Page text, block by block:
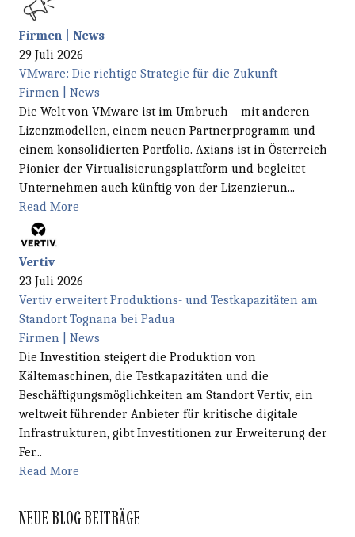
Firmen | News
29 Juli 2026
VMware: Die richtige Strategie für die Zukunft
Firmen | News
Die Welt von VMware ist im Umbruch – mit anderen
Lizenzmodellen, einem neuen Partnerprogramm und
einem konsolidierten Portfolio. Axians ist in Österreich
Pionier der Virtualisierungsplattform und begleitet
Unternehmen auch künftig von der Lizenzierun...
Read More
Vertiv
23 Juli 2026
Vertiv erweitert Produktions- und Testkapazitäten am
Standort Tognana bei Padua
Firmen | News
Die Investition steigert die Produktion von
Kältemaschinen, die Testkapazitäten und die
Beschäftigungsmöglichkeiten am Standort Vertiv, ein
weltweit führender Anbieter für kritische digitale
Infrastrukturen, gibt Investitionen zur Erweiterung der
Fer...
Read More
NEUE BLOG BEITRÄGE